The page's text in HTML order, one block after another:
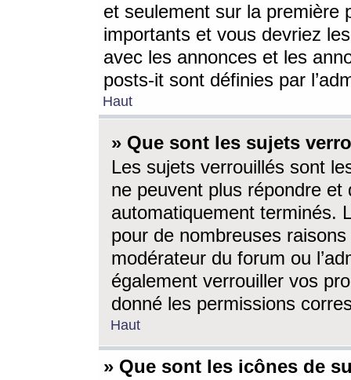
et seulement sur la première
importants et vous devriez
avec les annonces et les
posts-it sont définies par
Haut
» Que sont les sujets
Les sujets verrouillés sont
ne peuvent plus répondre
automatiquement terminés.
pour de nombreuses
modérateur du forum ou
également verrouiller vos
donné les permissions
Haut
» Que sont les icônes de